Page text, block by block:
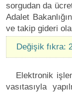
sorgudan da
Adalet
ve takip gideri
Değişik fıkra:
Elektronik
vasıtasıyla